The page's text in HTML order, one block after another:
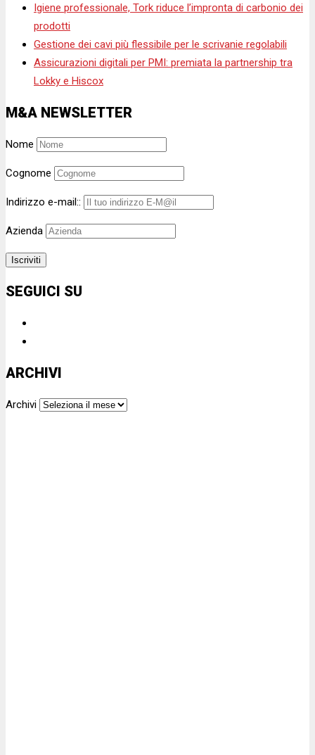
Igiene professionale, Tork riduce l’impronta di carbonio dei
prodotti
Gestione dei cavi più flessibile per le scrivanie regolabili
Assicurazioni digitali per PMI: premiata la partnership tra
Lokky e Hiscox
M&A NEWSLETTER
Nome
Cognome
Indirizzo e-mail::
Azienda
SEGUICI SU
ARCHIVI
Archivi